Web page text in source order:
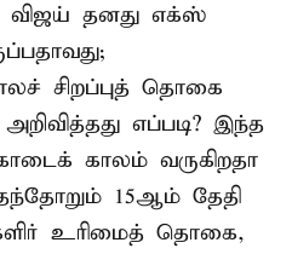
விஜய் தனது எக்ஸ்
சிறப்புத் தொகை
எப்படி? இந்த
காலம் வருகிறதா
15ஆம் தேதி
உரிமைத் தொகை,